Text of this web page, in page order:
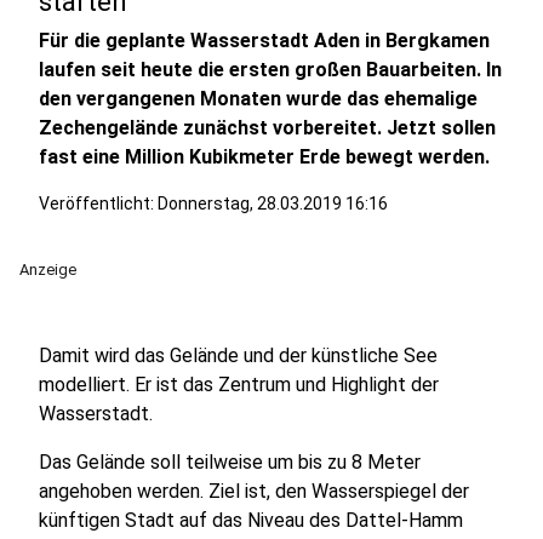
Für die geplante Wasserstadt Aden in Bergkamen
laufen seit heute die ersten großen Bauarbeiten. In
den vergangenen Monaten wurde das ehemalige
Zechengelände zunächst vorbereitet. Jetzt sollen
fast eine Million Kubikmeter Erde bewegt werden.
Veröffentlicht: Donnerstag, 28.03.2019 16:16
Anzeige
Damit wird das Gelände und der künstliche See
modelliert. Er ist das Zentrum und Highlight der
Wasserstadt.
Das Gelände soll teilweise um bis zu 8 Meter
angehoben werden. Ziel ist, den Wasserspiegel der
künftigen Stadt auf das Niveau des Dattel-Hamm